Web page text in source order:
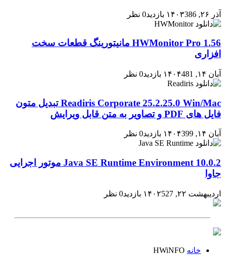
آذر ۲۶, ۱۴۰۳ 386 بازدید 0 نظر
HWMonitor Pro 1.56 مانیتورینگ قطعات سخت
افزاری
آبان ۱۴, ۱۴۰۴ 481 بازدید 0 نظر
Readiris Corporate 25.2.25.0 Win/Mac تبدیل متون
فایل های PDF و تصاویر به متن قابل ویرایش
آبان ۱۴, ۱۴۰۴ 399 بازدید 0 نظر
Java SE Runtime Environment 10.0.2 موتور اجرایی
جاوا
اردیبهشت ۲۲, ۱۴۰۲ 527 بازدید 0 نظر
خانه HWiNFO